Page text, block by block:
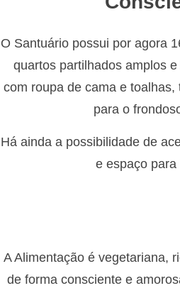
O Santuário possui por agora
quartos partilhados amplos
com roupa de cama e
para o
Há ainda a possibilidade de
e espaço para
A Alimentação é vegetariana,
de forma consciente e